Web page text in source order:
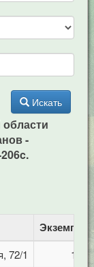
Искать
-
72/1 1